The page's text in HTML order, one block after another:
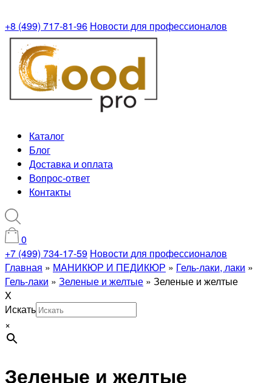
+8 (499) 717-81-96 Новости для профессионалов
Каталог
Блог
Доставка и оплата
Вопрос-ответ
Контакты
0
+7 (499) 734-17-59 Новости для профессионалов
Главная » МАНИКЮР И ПЕДИКЮР » Гель-лаки, лаки »
Гель-лаки » Зеленые и желтые » Зеленые и желтые
X
Искать
×
Зеленые и желтые